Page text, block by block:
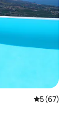
5 (67)